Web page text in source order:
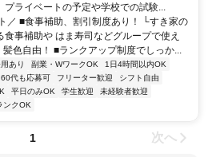
プライベートの予定や学校での試験...
／ ■食事補助、割引制度あり！ └すき家の
事補助や はま寿司などグループで使え
色自由！ ■ランクアップ制度でしっか...
あり 副業・WワークOK
1日4時間以内OK
60代も応募可 フリーター歓迎
シフト自由
平日のみOK 学生歓迎
未経験者歓迎
ンクOK
1 次へ